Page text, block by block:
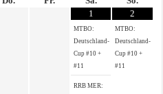
1
MTBO:
Deutschland-
Cup #10 +
#11
RRB MER:
2
MTBO:
Deutschland-
Cup #10 +
#11